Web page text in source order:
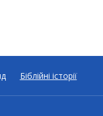
Біблійні історії